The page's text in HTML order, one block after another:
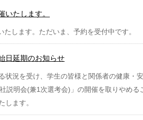
いたします。
します。ただいま、予約を受付中です。
日延期のお知らせ
状況を受け、学生の皆様と関係者の健康・
説明会(兼1次選考会)」の開催を取りやめる
します。